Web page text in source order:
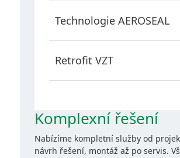
Copyright 2026 AZ KLIMA,
Všechna práva
Technologie AEROSEAL
Retrofit VZT
Komplexní řešení
Nabízíme kompletní služby od
návrh řešení, montáž až po servis.